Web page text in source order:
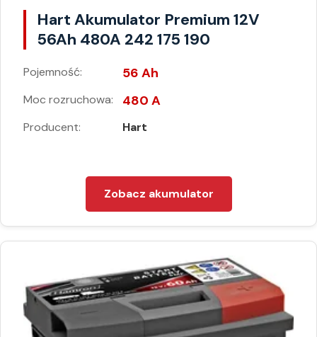
Hart Akumulator Premium 12V
56Ah 480A 242 175 190
Pojemność: 56 Ah
Moc rozruchowa: 480 A
Producent: Hart
Zobacz akumulator